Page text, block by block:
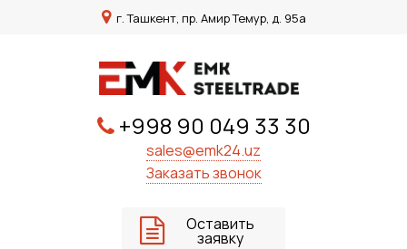
г. Ташкент, пр. Амир Темур, д. 95а
+998 90 049 33 30
sales@emk24.uz
Заказать звонок
Оставить
заявку